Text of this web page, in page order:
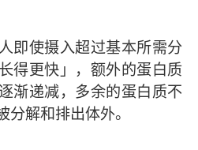
即使摄入超过基本所需分
得更快」，额外的蛋白质
渐递减，多余的蛋白质不
解和排出体外。